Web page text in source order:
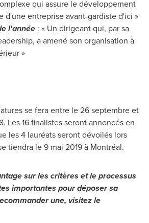
qui assure le développement
d'une entreprise avant-gardiste d'ici »
l'année : « Un dirigeant qui, par sa
a amené son organisation à
»
se fera entre le 26 septembre et
Les 16 finalistes seront annoncés en
les 4 lauréats seront dévoilés lors
tiendra le 9 mai 2019 à Montréal.
sur les critères et le processus
importantes pour déposer sa
une, visitez le